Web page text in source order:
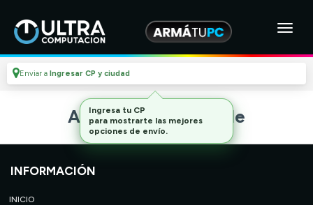
Enviar a Ingresar CP y ciudad
Artículo no disponible
INFORMACIÓN
INICIO
Ingresa tu CP
para mostrarte las mejores
opciones de envío.